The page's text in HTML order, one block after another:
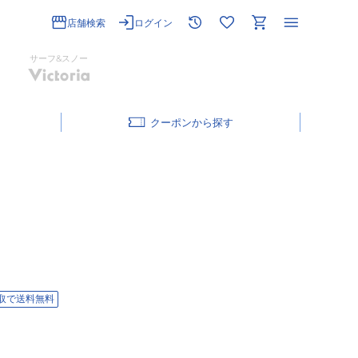
店舗検索 ログイン
サーフ&スノー
クーポン
で送料無料